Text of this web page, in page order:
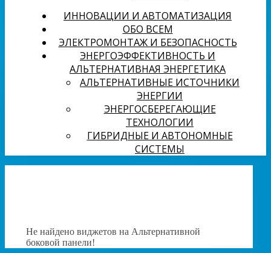
ИННОВАЦИИ И АВТОМАТИЗАЦИЯ
ОБО ВСЕМ
ЭЛЕКТРОМОНТАЖ И БЕЗОПАСНОСТЬ
ЭНЕРГОЭФФЕКТИВНОСТЬ И
АЛЬТЕРНАТИВНАЯ ЭНЕРГЕТИКА
АЛЬТЕРНАТИВНЫЕ ИСТОЧНИКИ
ЭНЕРГИИ
ЭНЕРГОСБЕРЕГАЮЩИЕ
ТЕХНОЛОГИИ
ГИБРИДНЫЕ И АВТОНОМНЫЕ
СИСТЕМЫ
Не найдено виджетов на Альтернативной
боковой панели!